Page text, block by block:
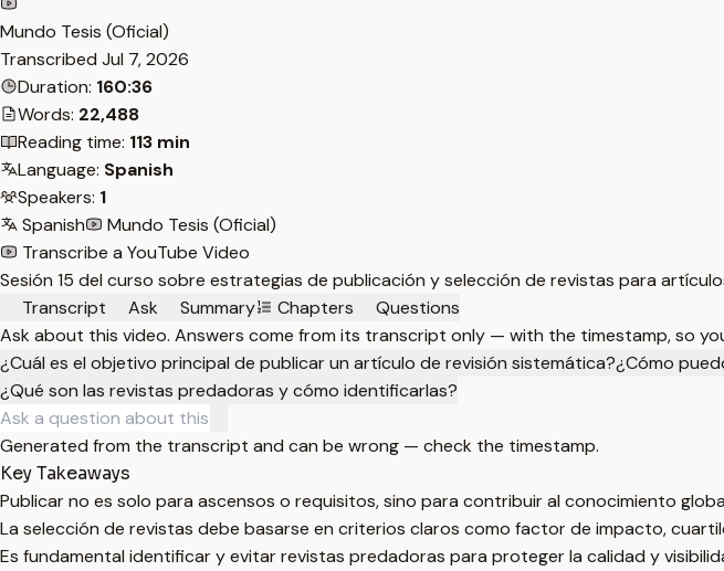
Mundo Tesis (Oficial)
Transcribed Jul 7, 2026
Duration: 160:36
Words: 22,488
Reading time: 113 min
Language: Spanish
Speakers: 1
Spanish
Mundo Tesis (Oficial)
Transcribe a YouTube Video
Sesión 15 del curso sobre estrategias de publicación y selección de revistas para
Transcript
Ask Summary Chapters
Questions
Ask about this video. Answers come from its transcript only — with the timestamp, so
¿Cuál es el objetivo principal de publicar un artículo de revisión sistemática?¿Cómo
¿Qué son las revistas predadoras y cómo identificarlas?
Generated from the transcript and can be wrong — check the timestamp.
Key Takeaways
Publicar no es solo para ascensos o requisitos, sino para contribuir al conocimiento
La selección de revistas debe basarse en criterios claros como factor de impacto,
Es fundamental identificar y evitar revistas predadoras para proteger la calidad y